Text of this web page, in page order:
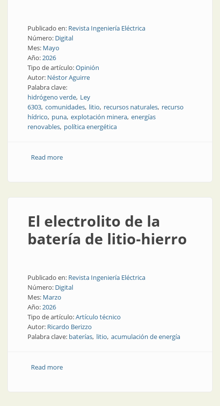
Publicado en: Revista Ingeniería Eléctrica
Número: Digital
Mes: Mayo
Año:2026
Tipo de artículo:Opinión
Autor: Néstor Aguirre
Palabra clave:
hidrógeno verde Ley
6303 comunidades litio recursos naturales recurso
hídrico puna explotación minera energías
renovables política energética
Read moreabout Hidrógeno verde en Jujuy: oportunidad
El electrolito de la
batería de litio-hierro
Publicado en: Revista Ingeniería Eléctrica
Número: Digital
Mes: Marzo
Año:2026
Tipo de artículo:Artículo técnico
Autor: Ricardo Berizzo
Palabra clave: baterías litio acumulación de energía
Read moreabout El electrolito de la batería de litio-hierro